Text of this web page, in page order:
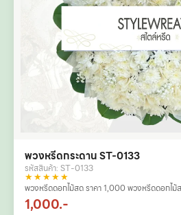
พวงหรีดกระดาน ST-0133
รหัสสินค้า: ST-0133
★★★★★
พวงหรีดดอกไม้สด ราคา 1,000 พวงหรีดดอกไ
1,000.-